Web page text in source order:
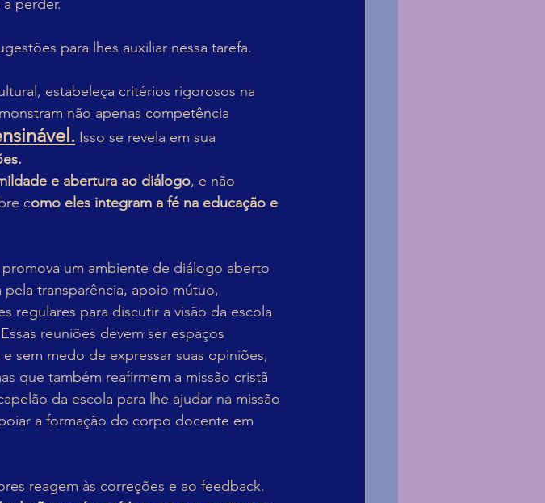
perder.
para lhes auxiliar nessa tarefa.
estabeleça critérios rigorosos na
não apenas competência
Isso se revela em sua
e abertura ao diálogo, e não
como eles integram a fé na educação e
um ambiente de diálogo aberto
transparência, apoio mútuo,
regulares para discutir a visão da escola
reuniões devem ser espaços
sem medo de expressar suas opiniões,
que também reafirmem a missão cristã
da escola para lhe ajudar na missão
a formação do corpo docente em
reagem às correções e ao feedback.